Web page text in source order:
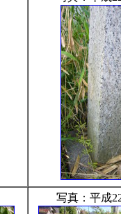
写真：平成